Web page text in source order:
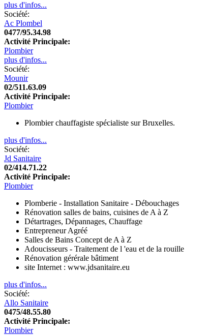
plus d'infos...
Société:
Ac Plombel
0477/95.34.98
Activité Principale:
Plombier
plus d'infos...
Société:
Mounir
02/511.63.09
Activité Principale:
Plombier
Plombier chauffagiste spécialiste sur Bruxelles.
plus d'infos...
Société:
Jd Sanitaire
02/414.71.22
Activité Principale:
Plombier
Plomberie - Installation Sanitaire - Débouchages
Rénovation salles de bains, cuisines de A à Z
Détartrages, Dépannages, Chauffage
Entrepreneur Agréé
Salles de Bains Concept de A à Z
Adoucisseurs - Traitement de l 'eau et de la rouille
Rénovation gérérale bâtiment
site Internet : www.jdsanitaire.eu
plus d'infos...
Société:
Allo Sanitaire
0475/48.55.80
Activité Principale:
Plombier